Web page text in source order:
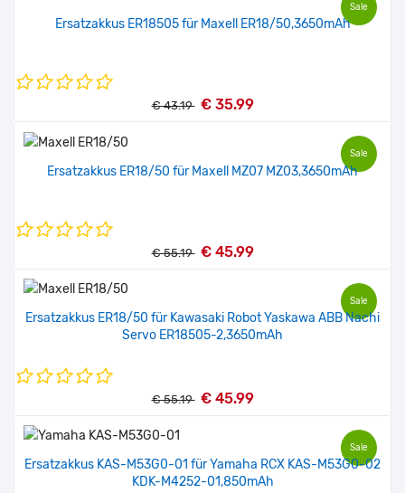
Sale
Ersatzakkus ER18505 für Maxell ER18/50,3650mAh
€ 43.19 € 35.99
Sale
Ersatzakkus ER18/50 für Maxell MZ07 MZ03,3650mAh
€ 55.19 € 45.99
Sale
Ersatzakkus ER18/50 für Kawasaki Robot Yaskawa ABB Nachi
Servo ER18505-2,3650mAh
€ 55.19 € 45.99
Sale
Ersatzakkus KAS-M53G0-01 für Yamaha RCX KAS-M53G0-02
KDK-M4252-01,850mAh